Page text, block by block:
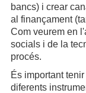
bancs) i crear
al finançament
Com veurem en
socials i de la
procés.
És important
diferents